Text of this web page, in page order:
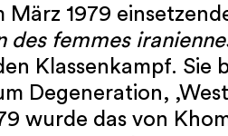
1979
femmes
Klassenkampf. Sie
Degeneration,
wurde das von